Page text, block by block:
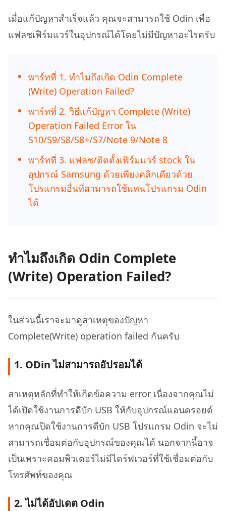
เมื่อแก้ปัญหาสำเร็จแล้ว คุณจะสามารถใช้ Odin เพื่อ
แฟลชเฟิร์มแวร์ในอุปกรณ์ได้โดยไม่มีปัญหาอะไรครับ
พาร์ทที่ 1. ทำไมถึงเกิด Odin Complete
(Write) Operation Failed?
พาร์ทที่ 2. วิธีแก้ปัญหา Complete (Write)
Operation Failed Error ใน
S10/S9/S8/S8+/S7/Note 9/Note 8
พาร์ทที่ 3. แฟลช/ติดตั้งเฟิร์มแวร์ stock ใน
อุปกรณ์ Samsung ด้วยเพียงคลิกเดียวด้วย
โปรแกรมอื่นที่สามารถใช้แทนโปรแกรม Odin
ได้
ทำไมถึงเกิด Odin Complete
(Write) Operation Failed?
ในส่วนนี้เราจะมาดูสาเหตุของปัญหา
Complete(Write) operation failed กันครับ
1. ODin ไม่สามารถอัปรอมได้
สาเหตุหลักที่ทำให้เกิดข้อความ error เนื่องจากคุณไม่
ได้เปิดใช้งานการดีบัก USB ให้กับอุปกรณ์แอนดรอยด์
หากคุณปิดใช้งานการดีบัก USB โปรแกรม Odin จะไม่
สามารถเชื่อมต่อกับอุปกรณ์ของคุณได้ นอกจากนี้อาจ
เป็นเพราะคอมพิวเตอร์ไม่มีไดร์ฟเวอร์ที่ใช้เชื่อมต่อกับ
โทรศัพท์ของคุณ
2. ไม่ได้อัปเดต Odin